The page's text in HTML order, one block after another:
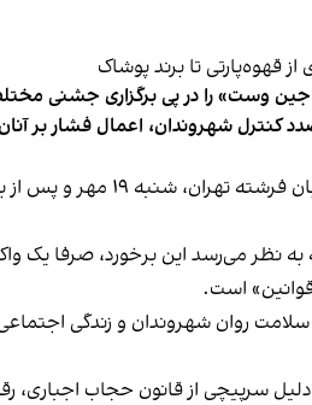
وست» را در پی برگزاری جشنی
کنترل شهروندان، اعمال فشار بر
به نظر می‌رسد این برخورد، صرفا یک
است.
روان شهروندان و زندگی
سرپیچی از قانون حجاب